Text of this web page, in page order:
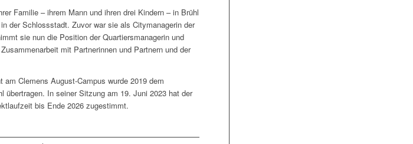
Familie – ihrem Mann und ihren drei Kindern – in Brühl
der Schlossstadt. Zuvor war sie als Citymanagerin der
sie nun die Position der Quartiersmanagerin und
mit Partnerinnen und Partnern und der
am Clemens August-Campus wurde 2019 dem
übertragen. In seiner Sitzung am 19. Juni 2023 hat der
bis Ende 2026 zugestimmt.